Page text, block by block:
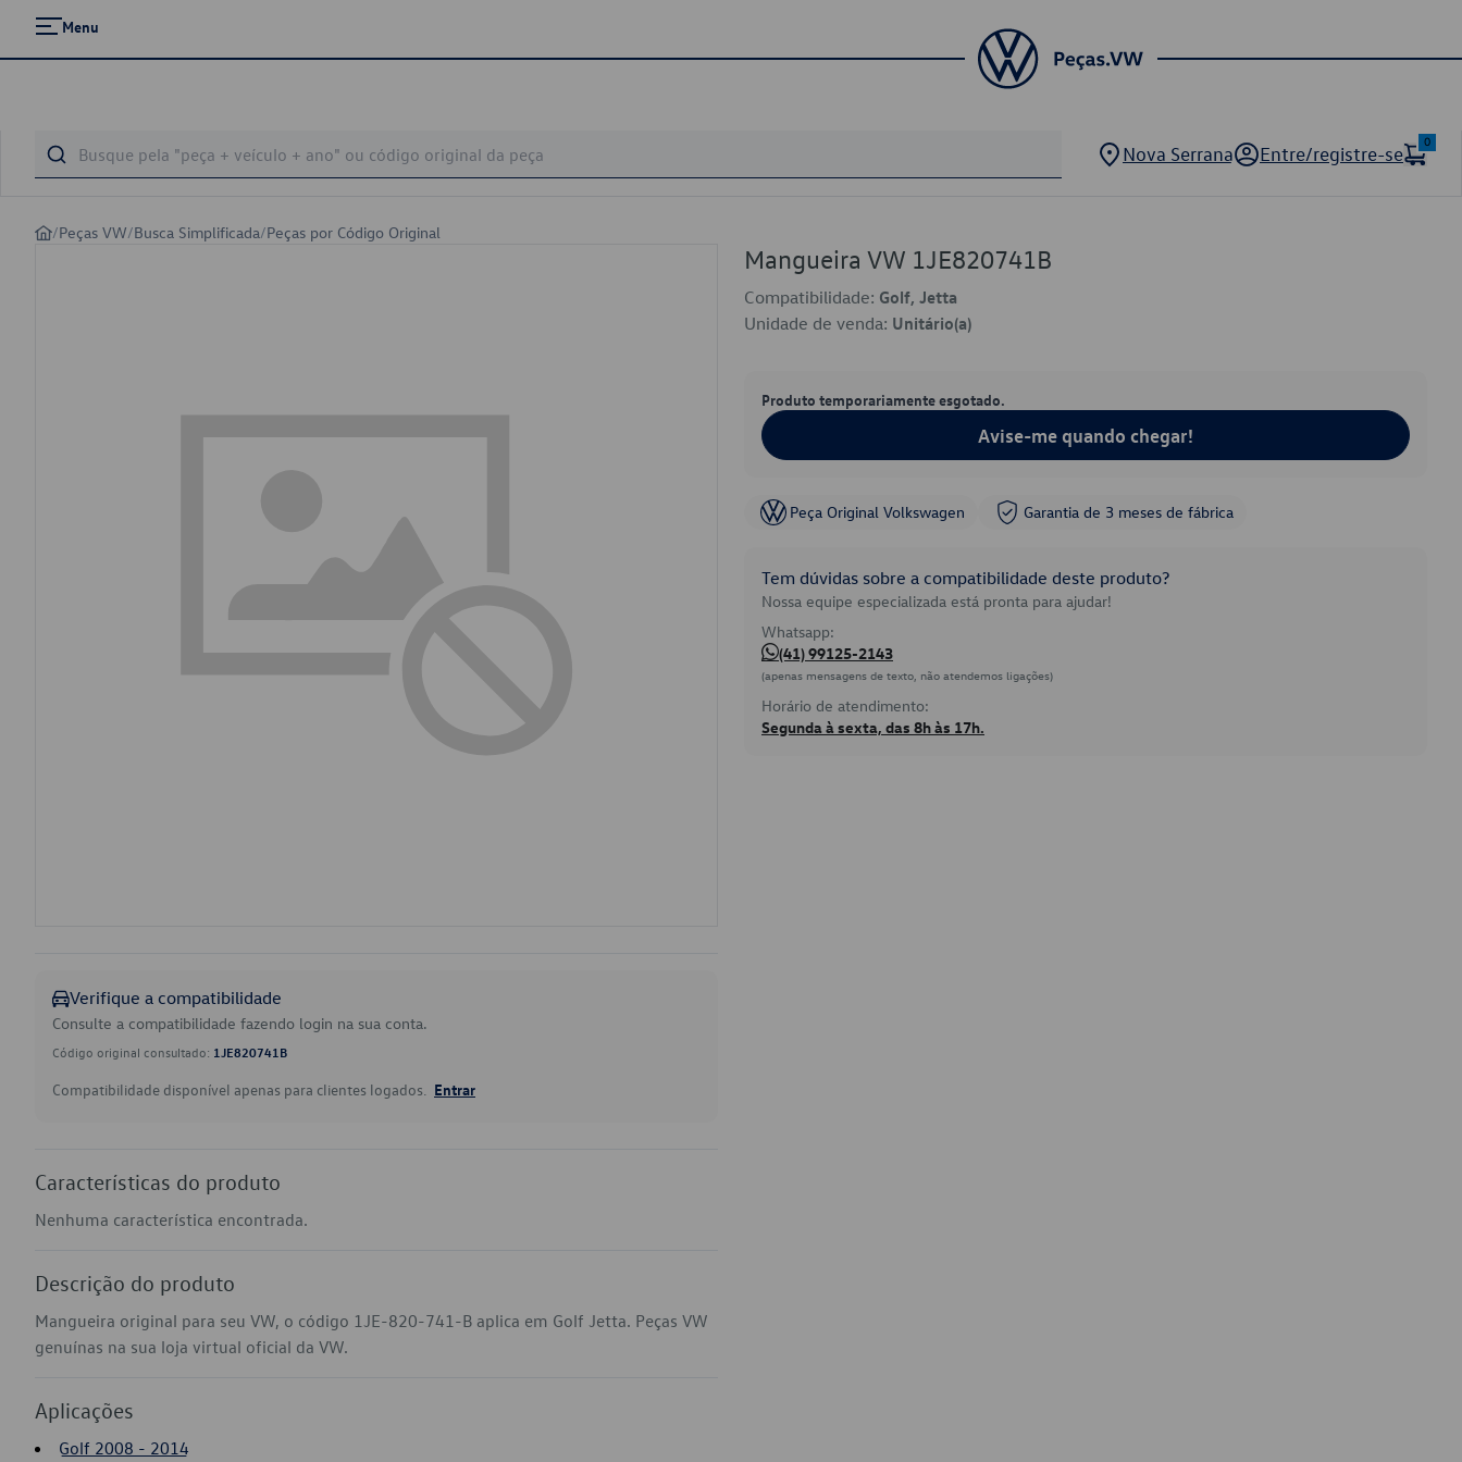
Menu
Nova Serrana Entre/registre-se
0
/Peças VW/Busca Simplificada/Peças por Código Original
Verifique a compatibilidade
Consulte a compatibilidade fazendo login na sua conta.
Código original consultado: 1JE820741B
Compatibilidade disponível apenas para clientes logados. Entrar
Características do produto
Nenhuma característica encontrada.
Descrição do produto
Mangueira original para seu VW, o código 1JE-820-741-B aplica em Golf Jetta. Peças VW
genuínas na sua loja virtual oficial da VW.
Aplicações
Golf 2008 - 2014
Mangueira VW 1JE820741B
Compatibilidade: Golf, Jetta
Unidade de venda: Unitário(a)
Produto temporariamente esgotado.
Avise-me quando chegar!
Peça Original Volkswagen Garantia de 3 meses de fábrica
Tem dúvidas sobre a compatibilidade deste produto?
Nossa equipe especializada está pronta para ajudar!
Whatsapp:
(41) 99125-2143
(apenas mensagens de texto, não atendemos ligações)
Horário de atendimento:
Segunda à sexta, das 8h às 17h.